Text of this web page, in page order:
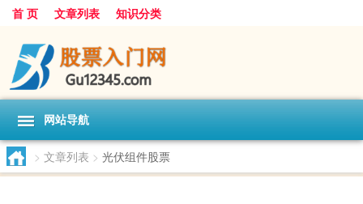
首 页 文章列表 知识分类
网站导航
> 文章列表 > 光伏组件股票